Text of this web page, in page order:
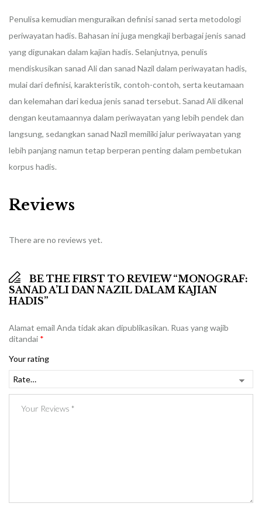
Penulisa kemudian menguraikan definisi sanad serta metodologi
periwayatan hadis. Bahasan ini juga mengkaji berbagai jenis sanad
yang digunakan dalam kajian hadis. Selanjutnya, penulis
mendiskusikan sanad Ali dan sanad Nazil dalam periwayatan hadis,
mulai dari definisi, karakteristik, contoh-contoh, serta keutamaan
dan kelemahan dari kedua jenis sanad tersebut. Sanad Ali dikenal
dengan keutamaannya dalam periwayatan yang lebih pendek dan
langsung, sedangkan sanad Nazil memiliki jalur periwayatan yang
lebih panjang namun tetap berperan penting dalam pembetukan
korpus hadis.
Reviews
There are no reviews yet.
BE THE FIRST TO REVIEW “MONOGRAF:
SANAD A’LI DAN NAZIL DALAM KAJIAN
HADIS”
Alamat email Anda tidak akan dipublikasikan. Ruas yang wajib
ditandai *
Your rating